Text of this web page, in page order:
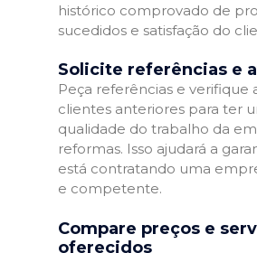
histórico comprovado de
sucedidos e satisfação do
Solicite referências e
Peça referências e verifique
clientes anteriores para ter
qualidade do trabalho da
reformas. Isso ajudará a
está contratando uma
e competente.
Compare preços e
oferecidos